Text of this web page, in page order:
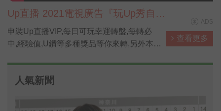
Up直播 2021電視廣告『玩Up秀自
己』
申裝Up直播VIP,每日可玩幸運轉盤,每轉必
中,經驗值,U鑽等多種獎品等你來轉,另外本網
查看更多
人氣新聞